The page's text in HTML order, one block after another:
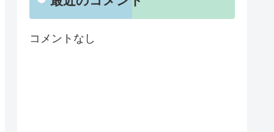
コメントなし